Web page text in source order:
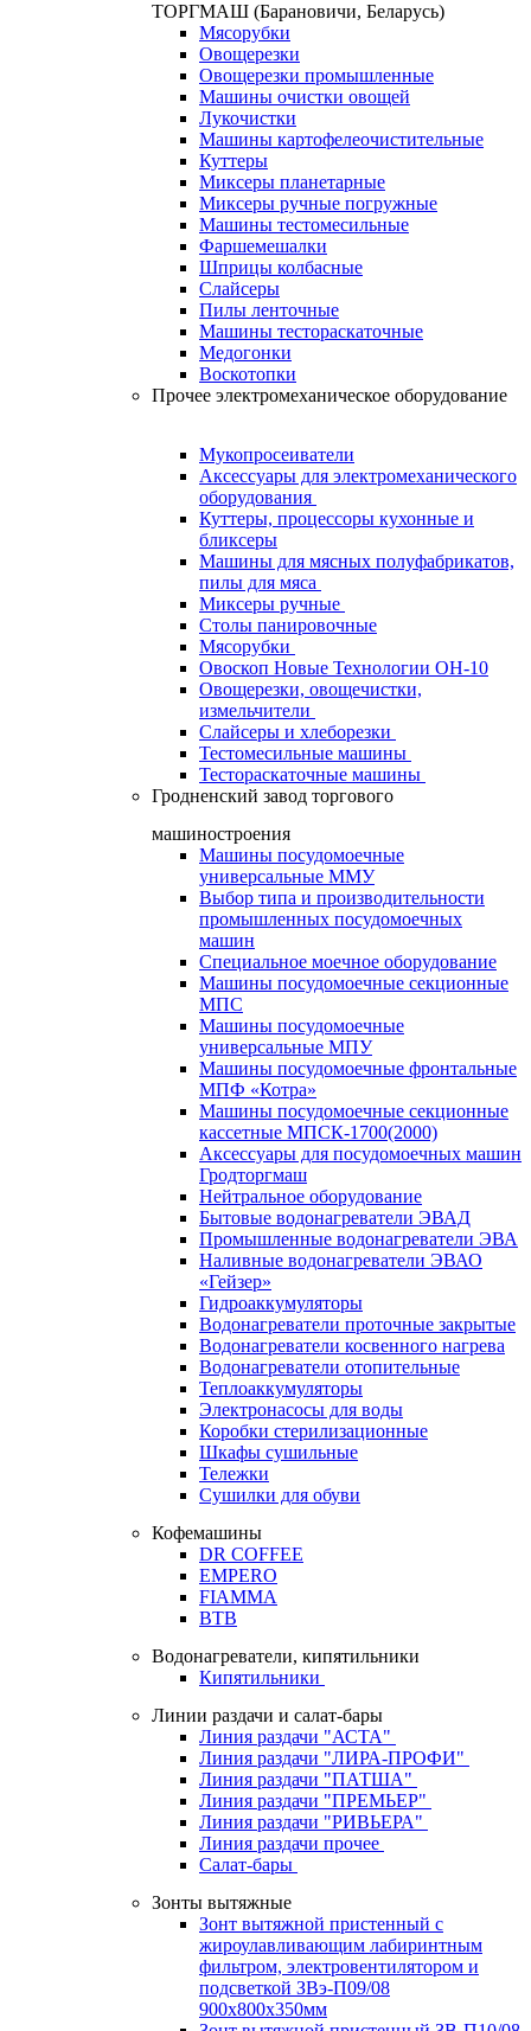
ТОРГМАШ (Барановичи, Беларусь)
Мясорубки
Овощерезки
Овощерезки промышленные
Машины очистки овощей
Лукочистки
Машины картофелеочистительные
Куттеры
Миксеры планетарные
Миксеры ручные погружные
Машины тестомесильные
Фаршемешалки
Шприцы колбасные
Слайсеры
Пилы ленточные
Машины тестораскаточные
Медогонки
Воскотопки
Прочее электромеханическое оборудование
Мукопросеиватели
Аксессуары для электромеханического
оборудования
Куттеры, процессоры кухонные и
бликсеры
Машины для мясных полуфабрикатов,
пилы для мяса
Миксеры ручные
Столы панировочные
Мясорубки
Овоскоп Новые Технологии ОН-10
Овощерезки, овощечистки,
измельчители
Слайсеры и хлеборезки
Тестомесильные машины
Тестораскаточные машины
Гродненский завод торгового
машиностроения
Машины посудомоечные
универсальные ММУ
Выбор типа и производительности
промышленных посудомоечных
машин
Специальное моечное оборудование
Машины посудомоечные секционные
МПС
Машины посудомоечные
универсальные МПУ
Машины посудомоечные фронтальные
МПФ «Котра»
Машины посудомоечные секционные
кассетные МПСК-1700(2000)
Аксессуары для посудомоечных машин
Гродторгмаш
Нейтральное оборудование
Бытовые водонагреватели ЭВАД
Промышленные водонагреватели ЭВА
Наливные водонагреватели ЭВАО
«Гейзер»
Гидроаккумуляторы
Водонагреватели проточные закрытые
Водонагреватели косвенного нагрева
Водонагреватели отопительные
Теплоаккумуляторы
Электронасосы для воды
Коробки стерилизационные
Шкафы сушильные
Тележки
Сушилки для обуви
Кофемашины
DR COFFEE
EMPERO
FIAMMA
BTB
Водонагреватели, кипятильники
Кипятильники
Линии раздачи и салат-бары
Линия раздачи "АСТА"
Линия раздачи "ЛИРА-ПРОФИ"
Линия раздачи "ПАТША"
Линия раздачи "ПРЕМЬЕР"
Линия раздачи "РИВЬЕРА"
Линия раздачи прочее
Салат-бары
Зонты вытяжные
Зонт вытяжной пристенный с
жироулавливающим лабиринтным
фильтром, электровентилятором и
подсветкой ЗВэ-П09/08
900х800х350мм